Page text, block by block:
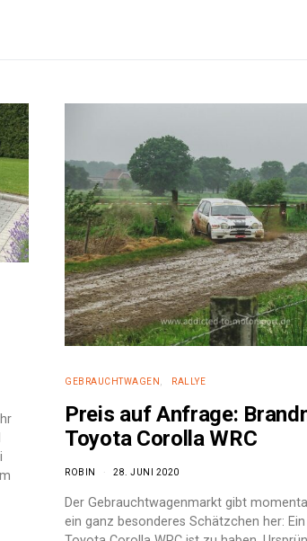
GEBRAUCHTWAGEN RALLYE
Preis auf Anfrage:
Toyota Corolla WRC
ROBIN 28. JUNI 2020
Der Gebrauchtwagenmarkt gibt
ein ganz besonderes Schätzchen her: